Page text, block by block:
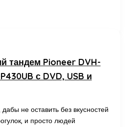
тандем Pioneer DVH-
с DVD, USB и
не оставить без вкусностей
и просто людей